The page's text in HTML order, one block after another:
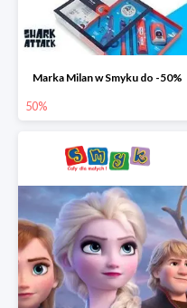
Marka Milan w Smyku do -50%
50%